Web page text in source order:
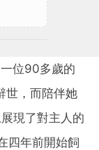
位90多歲的
，而陪伴她
現了對主人的
四年前開始飼